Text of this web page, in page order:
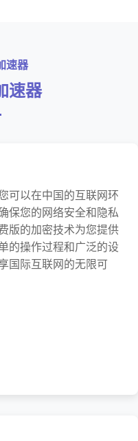
速器
速器
可以在中国的互联网环
保您的网络安全和隐私
版的加密技术为您提供
的操作过程和广泛的设
国际互联网的无限可